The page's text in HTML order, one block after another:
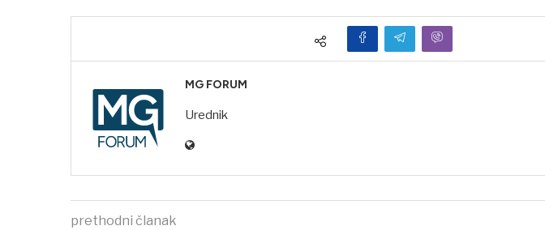
MG FORUM
Urednik
prethodni članak